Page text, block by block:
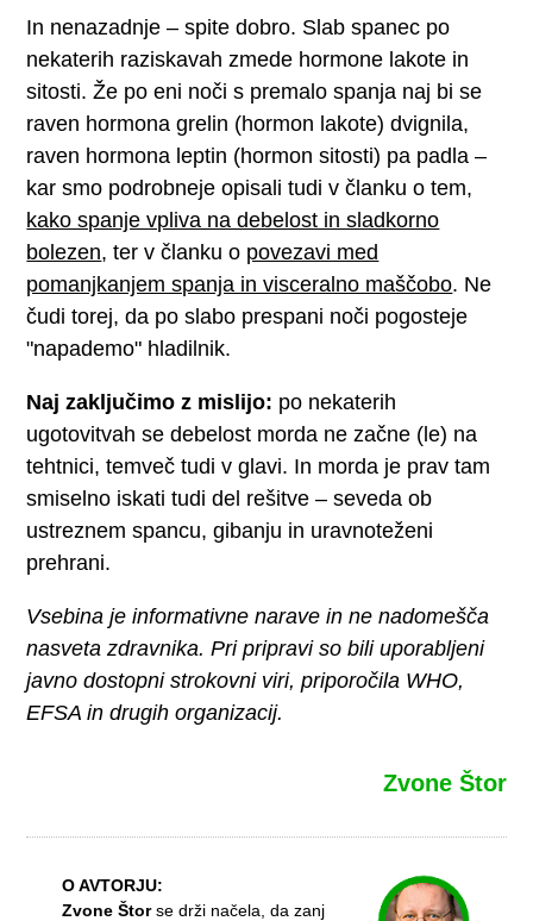
In nenazadnje – spite dobro. Slab spanec po
nekaterih raziskavah zmede hormone lakote in
sitosti. Že po eni noči s premalo spanja naj bi se
raven hormona grelin (hormon lakote) dvignila,
raven hormona leptin (hormon sitosti) pa padla –
kar smo podrobneje opisali tudi v članku o tem,
kako spanje vpliva na debelost in sladkorno
bolezen, ter v članku o povezavi med
pomanjkanjem spanja in visceralno maščobo. Ne
čudi torej, da po slabo prespani noči pogosteje
"napademo" hladilnik.
Naj zaključimo z mislijo: po nekaterih
ugotovitvah se debelost morda ne začne (le) na
tehtnici, temveč tudi v glavi. In morda je prav tam
smiselno iskati tudi del rešitve – seveda ob
ustreznem spancu, gibanju in uravnoteženi
prehrani.
Vsebina je informativne narave in ne nadomešča
nasveta zdravnika. Pri pripravi so bili uporabljeni
javno dostopni strokovni viri, priporočila WHO,
EFSA in drugih organizacij.
Zvone Štor
O AVTORJU:
Zvone Štorse drži načela, da zanj